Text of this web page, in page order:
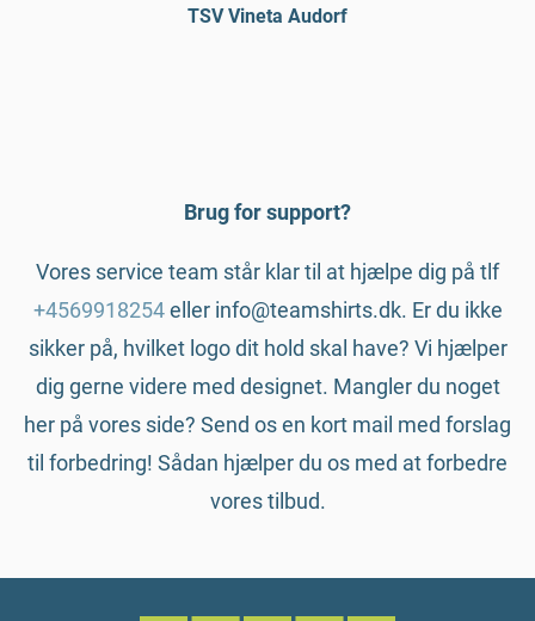
TSV Vineta Audorf
Brug for support?
Vores service team står klar til at hjælpe dig på tlf
+4569918254eller info@teamshirts.dk. Er du ikke
sikker på, hvilket logo dit hold skal have? Vi hjælper
dig gerne videre med designet. Mangler du noget
her på vores side? Send os en kort mail med forslag
til forbedring! Sådan hjælper du os med at forbedre
vores tilbud.